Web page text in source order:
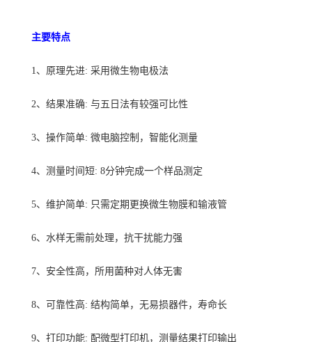
主要特点
1、原理先进: 采用微生物电极法
2、结果准确: 与五日法有较强可比性
3、操作简单: 微电脑控制，智能化测量
4、测量时间短: 8分钟完成一个样品测定
5、维护简单: 只需定期更换微生物膜和输液管
6、水样无需前处理，抗干扰能力强
7、安全性高，所用菌种对人体无害
8、可靠性高: 结构简单，无易损器件，寿命长
9、打印功能: 配微型打印机，测量结果打印输出